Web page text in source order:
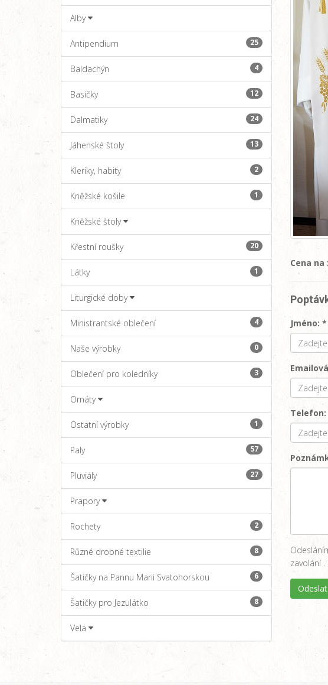
Alby
Antipendium 25
Baldachýn 4
Basičky 12
Dalmatiky 24
Jáhenské štoly 13
Kleriky, habity 2
Kněžské košile 1
Kněžské štoly
Křestní roušky 20
Látky 1
Liturgické doby
Ministrantské oblečení 4
Naše výrobky 0
Oblečení pro koledníky 3
Ornáty
Ostatní výrobky 1
Paly 57
Pluviály 27
Prapory
Rochety 2
Různé drobné textilie 8
Šatičky na Pannu Marii Svatohorskou 6
Šatičky pro Jezulátko 8
Vela
Cena
Jméno: *
Telefon:
zavolání